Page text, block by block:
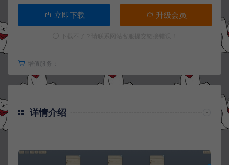
立即下载 升级会员
增值服务：
详情介绍